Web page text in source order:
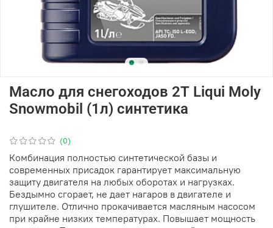
(0)
Масло для снегоходов 2Т Liqui Moly
Snowmobil (1л) синтетика
Комбинация полностью синтетической базы и
современных присадок гарантирует максимальную
защиту двигателя на любых оборотах и нагрузках.
Бездымно сгорает, не дает нагаров в двигателе и
глушителе. Отлично прокачивается масляным насосом
при крайне низких температурах. Повышает мощность